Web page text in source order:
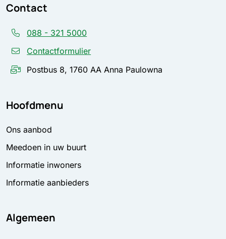
Contact
088 - 321 5000
Contactformulier
Postbus 8, 1760 AA Anna Paulowna
Hoofdmenu
Ons aanbod
Meedoen in uw buurt
Informatie inwoners
Informatie aanbieders
Algemeen